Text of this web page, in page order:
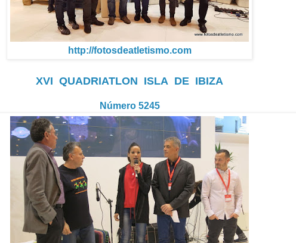
http://fotosdeatletismo.com
XVI QUADRIATLON ISLA DE IBIZA
Número 5245